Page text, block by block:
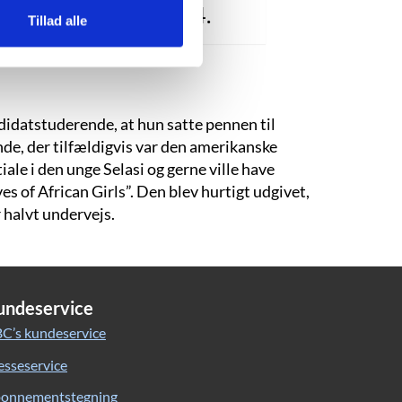
Tillad alle
væk, Ghana”, s. 284.
at hun satte pennen til
der tilfældigvis var den amerikanske
i den unge Selasi og gerne ville have
of African Girls”. Den blev hurtigt udgivet,
halvt undervejs.
kundeservice